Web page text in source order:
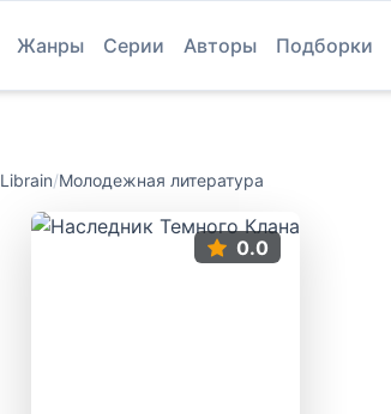
Жанры Серии Авторы Подборки
Librain/Молодежная литература
0.0